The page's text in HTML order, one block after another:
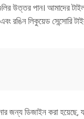
উত্তর পান। আমাদের
এবং রঙিন লিকুয়েড সেন্সোরি
জন্য ডিজাইন করা হয়েছে,